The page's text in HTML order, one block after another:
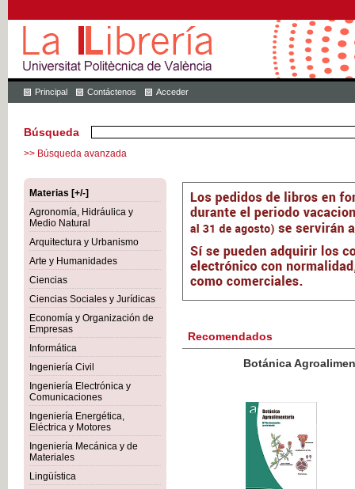
Principal Contáctenos Acceder
Búsqueda
>> Búsqueda avanzada
Materias [+/-]
Agronomía, Hidráulica y
Medio Natural
Arquitectura y Urbanismo
Arte y Humanidades
Ciencias
Ciencias Sociales y Jurídicas
Economía y Organización de
Empresas
Informática
Ingeniería Civil
Ingeniería Electrónica y
Comunicaciones
Ingeniería Energética,
Eléctrica y Motores
Ingeniería Mecánica y de
Materiales
Lingüística
Recomendados
Botánica Agroalimentaria